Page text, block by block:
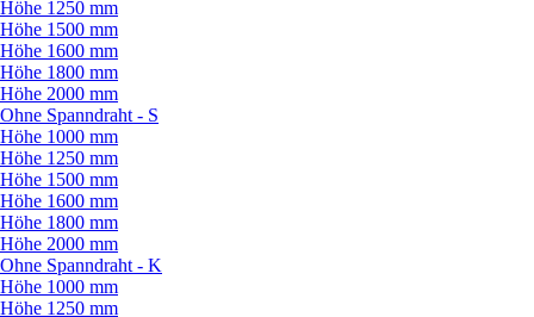
Höhe 1250 mm
Höhe 1500 mm
Höhe 1600 mm
Höhe 1800 mm
Höhe 2000 mm
Ohne Spanndraht - S
Höhe 1000 mm
Höhe 1250 mm
Höhe 1500 mm
Höhe 1600 mm
Höhe 1800 mm
Höhe 2000 mm
Ohne Spanndraht - K
Höhe 1000 mm
Höhe 1250 mm